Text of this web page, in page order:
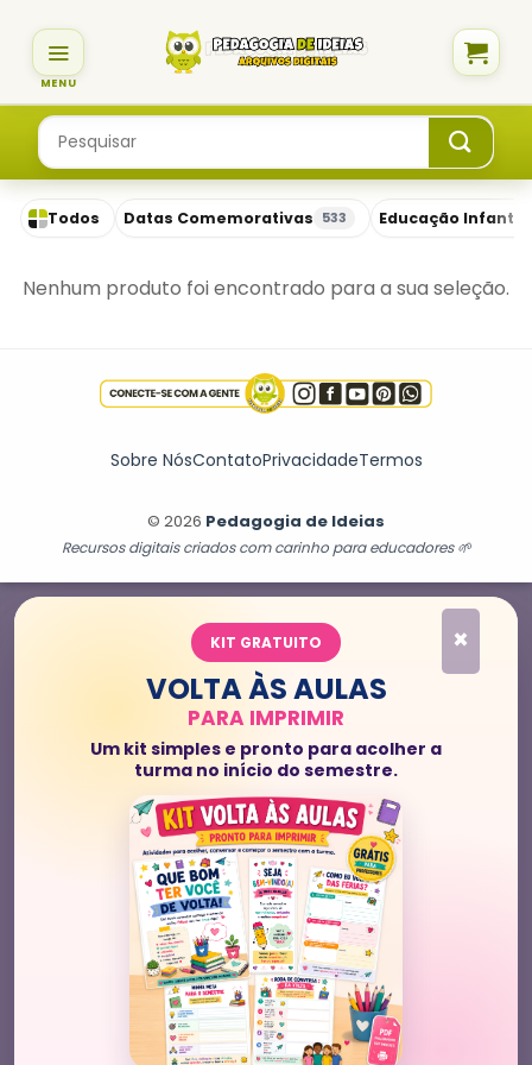
content
Pesquisar
por:
Todos Datas Comemorativas 533 Educação Infantil
Nenhum produto foi encontrado para a sua seleção.
Sobre NósContatoPrivacidadeTermos
© 2026 Pedagogia de Ideias
Recursos digitais criados com carinho para educadores 🌱
×
KIT GRATUITO
VOLTA ÀS AULAS
PARA IMPRIMIR
Um kit simples e pronto para acolher a
turma no início do semestre.